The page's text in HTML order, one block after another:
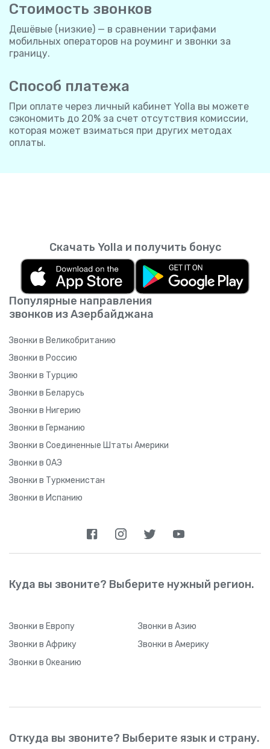
Стоимость звонков
Дешёвые (низкие) — в сравнении тарифами
мобильных операторов на роуминг и звонки за
границу.
Способ платежа
При оплате через личный кабинет Yolla вы можете
сэкономить до 20% за счет отсутствия комиссии,
которая может взиматься при других методах
оплаты.
Популярные направления
звонков из Азербайджана
Звонки в Великобританию
Звонки в Россию
Звонки в Турцию
Звонки в Беларусь
Звонки в Нигерию
Звонки в Германию
Звонки в Соединенные Штаты Америки
Звонки в ОАЭ
Звонки в Туркменистан
Звонки в Испанию
Скачать Yolla и получить бонус
Куда вы звоните? Выберите нужный регион.
Звонки в Европу Звонки в Азию
Звонки в Африку Звонки в Америку
Звонки в Океанию
Откуда вы звоните? Выберите язык и страну.